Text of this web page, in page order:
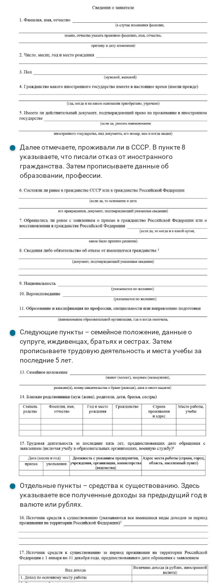
Далее отмечаете, проживали ли в СССР. В пункте 8
указываете, что писали отказ от иностранного
гражданства. Затем прописываете данные об
образовании, профессии.
Следующие пункты – семейное положение, данные о
супруге, иждивенцах, братьях и сестрах. Затем
прописываете трудовую деятельность и места учебы за
последние 5 лет.
Отдельные пункты – средства к существованию. Здесь
указываете все полученные доходы за предыдущий год в
валюте или рублях.